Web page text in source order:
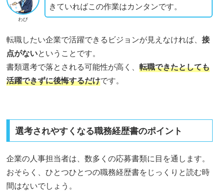
わび
きていればこの作業はカンタンです。
転職したい企業で活躍できるビジョンが見えなければ、接
点がないということです。
書類選考で落とされる可能性が高く、転職できたとしても
活躍できずに後悔するだけです。
選考されやすくなる職務経歴書のポイント
企業の人事担当者は、数多くの応募書類に目を通します。
おそらく、ひとつひとつの職務経歴書をじっくりと読む時
間はないでしょう。